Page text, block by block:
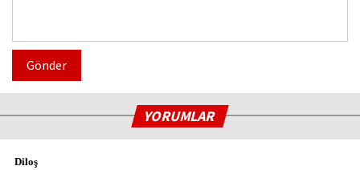
Gönder
YORUMLAR
Diloş